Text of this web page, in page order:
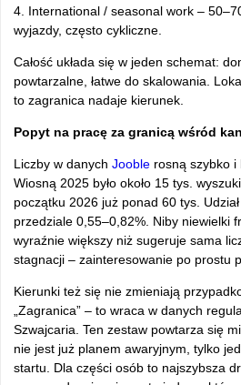
4. International / seasonal work –
wyjazdy, często cykliczne.
Całość układa się w jeden schemat:
powtarzalne, łatwe do skalowania.
to zagranica nadaje kierunek.
Popyt na pracę za granicą wśród
Liczby w danych Jooble rosną szybko i
Wiosną 2025 było około 15 tys.
początku 2026 już ponad 60 tys.
przedziale 0,55–0,82%. Niby niewielki
wyraźnie większy niż sugeruje sama
stagnacji – zainteresowanie po prostu
Kierunki też się nie zmieniają
„Zagranica” – to wraca w danych
Szwajcaria. Ten zestaw powtarza się
nie jest już planem awaryjnym, tylko
startu. Dla części osób to najszybsza